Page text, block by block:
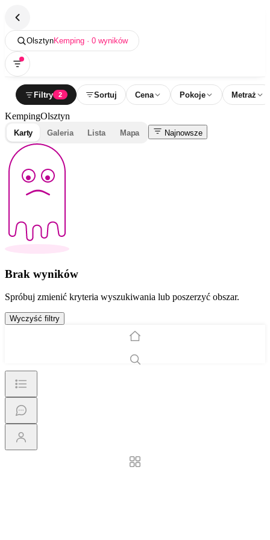
OlsztynKemping · 0 wyników
Filtry 2 Sortuj Cena Pokoje Metraż
KempingOlsztyn
Karty Galeria Lista Mapa Najnowsze
Brak wyników
Spróbuj zmienić kryteria wyszukiwania lub poszerzyć obszar.
Wyczyść filtry